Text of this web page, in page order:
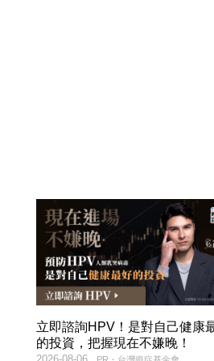
立即諮詢HPV！是對自己健康
的投資，把握現在不嫌晚！